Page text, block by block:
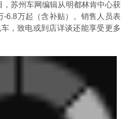
苏州车网编辑从明都林肯中心获
-6.8万起（含补贴）。销售人员表
，致电或到店详谈还能享受更多